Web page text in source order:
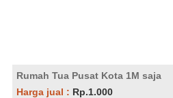
Rumah Tua Pusat Kota 1M saja
Harga jual : Rp.1.000